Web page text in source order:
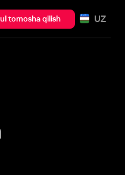
tomosha qilish UZ